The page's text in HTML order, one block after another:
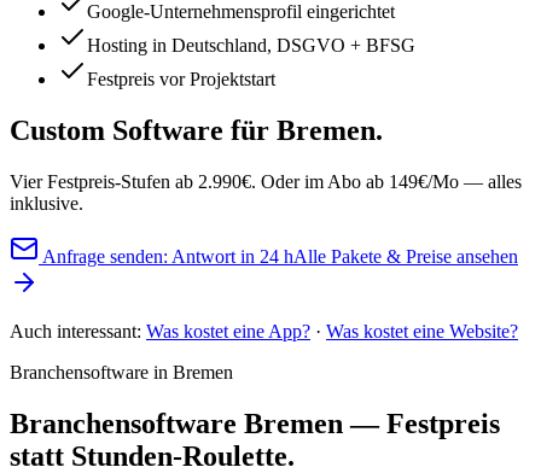
Google-Unternehmensprofil eingerichtet
Hosting in Deutschland, DSGVO + BFSG
Festpreis vor Projektstart
Custom Software für Bremen.
Vier Festpreis-Stufen ab 2.990€. Oder im Abo ab 149€/Mo — alles
inklusive.
Anfrage senden: Antwort in 24 hAlle Pakete & Preise ansehen
Auch interessant: Was kostet eine App? · Was kostet eine Website?
Branchensoftware in Bremen
Branchensoftware Bremen — Festpreis
statt Stunden-Roulette.